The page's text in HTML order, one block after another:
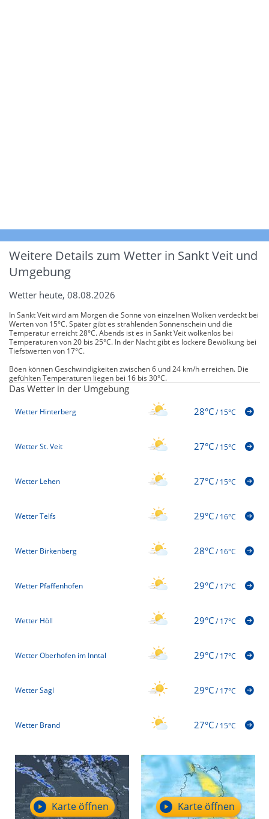
Weitere Details zum Wetter in Sankt Veit und
Umgebung
Wetter heute, 08.08.2026
In Sankt Veit wird am Morgen die Sonne von einzelnen Wolken verdeckt bei
Werten von 15°C. Später gibt es strahlenden Sonnenschein und die
Temperatur erreicht 28°C. Abends ist es in Sankt Veit wolkenlos bei
Temperaturen von 20 bis 25°C. In der Nacht gibt es lockere Bewölkung bei
Tiefstwerten von 17°C.
Böen können Geschwindigkeiten zwischen 6 und 24 km/h erreichen. Die
gefühlten Temperaturen liegen bei 16 bis 30°C.
Das Wetter in der Umgebung
Wetter Hinterberg 28°C/15°C
Wetter St. Veit 27°C/15°C
Wetter Lehen 27°C/15°C
Wetter Telfs 29°C/16°C
Wetter Birkenberg 28°C/16°C
Wetter Pfaffenhofen 29°C/17°C
Wetter Höll 29°C/17°C
Wetter Oberhofen im Inntal 29°C/17°C
Wetter Sagl 29°C/17°C
Wetter Brand 27°C/15°C
Karte öffnen Karte öffnen